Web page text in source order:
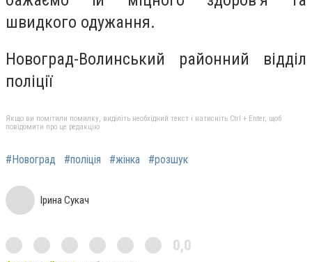
швидкого одужання.
Новоград-Волинський районний відділ
поліції
Якщо ви помітили помилку, виділіть необхідний текст і натисніть Ctrl + Enter, щоб
повідомити про це редакцію
#Новоград #поліція #жінка #розшук
Ірина Сукач
0,0